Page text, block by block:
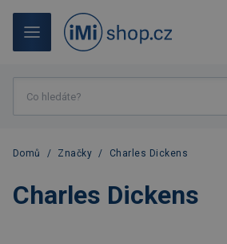
Domů / Značky / Charles Dickens
Charles Dickens